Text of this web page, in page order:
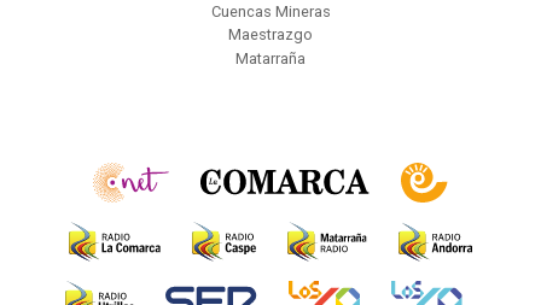
Cuencas Mineras
Maestrazgo
Matarraña